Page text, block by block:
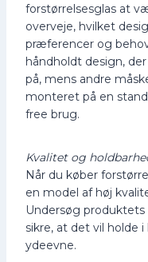
forstørrelsesglas at
overveje, hvilket
præferencer og
håndholdt design,
på, mens andre
monteret på en
free brug.
Kvalitet og
Når du køber
en model af høj
Undersøg
sikre, at det vil holde
ydeevne.